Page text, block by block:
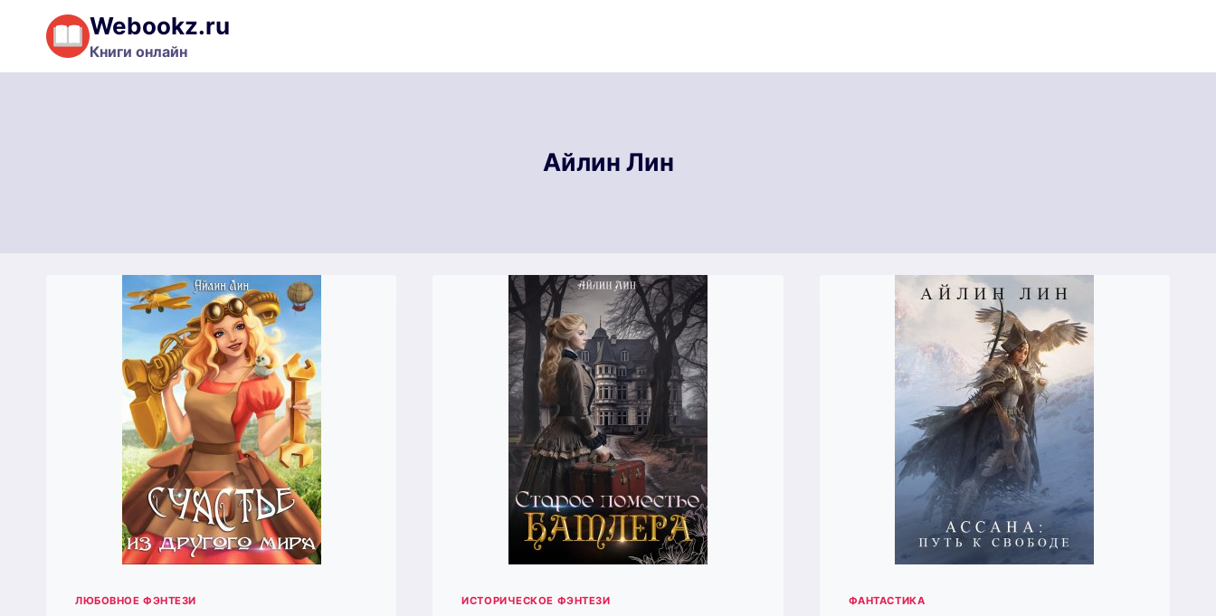
Перейти
содержимому
Webookz.ru
Книги онлайн
Айлин Лин
ЛЮБОВНОЕ ФЭНТЕЗИ ИСТОРИЧЕСКОЕ ФЭНТЕЗИ ФАНТАСТИКА